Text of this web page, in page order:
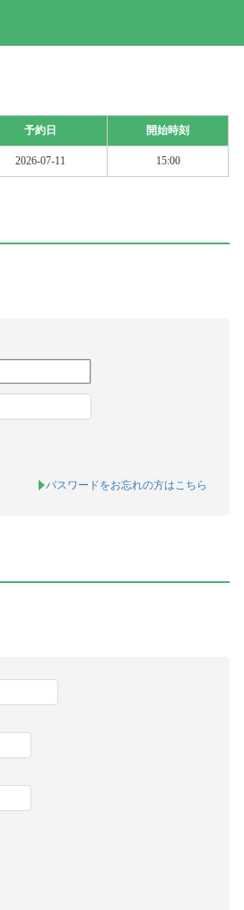
予約日 開始時刻
2026-07-11 15:00
パスワードをお忘れの方はこちら